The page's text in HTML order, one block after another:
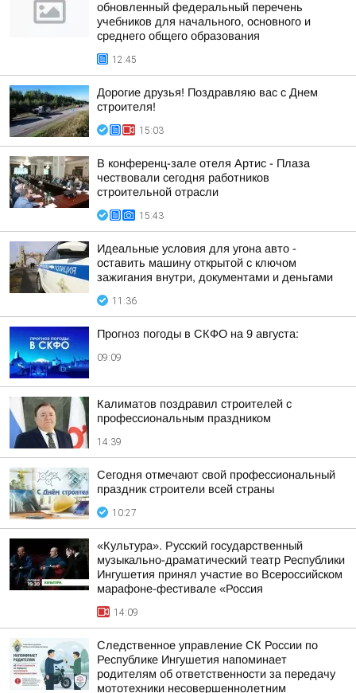
обновленный федеральный перечень
учебников для начального, основного и
среднего общего образования
12:45
Дорогие друзья! Поздравляю вас с Днем
строителя!
15:03
В конференц-зале отеля Артис - Плаза
чествовали сегодня работников
строительной отрасли
15:43
Идеальные условия для угона авто -
оставить машину открытой с ключом
зажигания внутри, документами и деньгами
11:36
Прогноз погоды в СКФО на 9 августа:
09:09
Калиматов поздравил строителей с
профессиональным праздником
14:39
Сегодня отмечают свой профессиональный
праздник строители всей страны
10:27
«Культура». Русский государственный
музыкально-драматический театр Республики
Ингушетия принял участие во Всероссийском
марафоне-фестивале «Россия
14:09
Следственное управление СК России по
Республике Ингушетия напоминает
родителям об ответственности за передачу
мототехники несовершеннолетним